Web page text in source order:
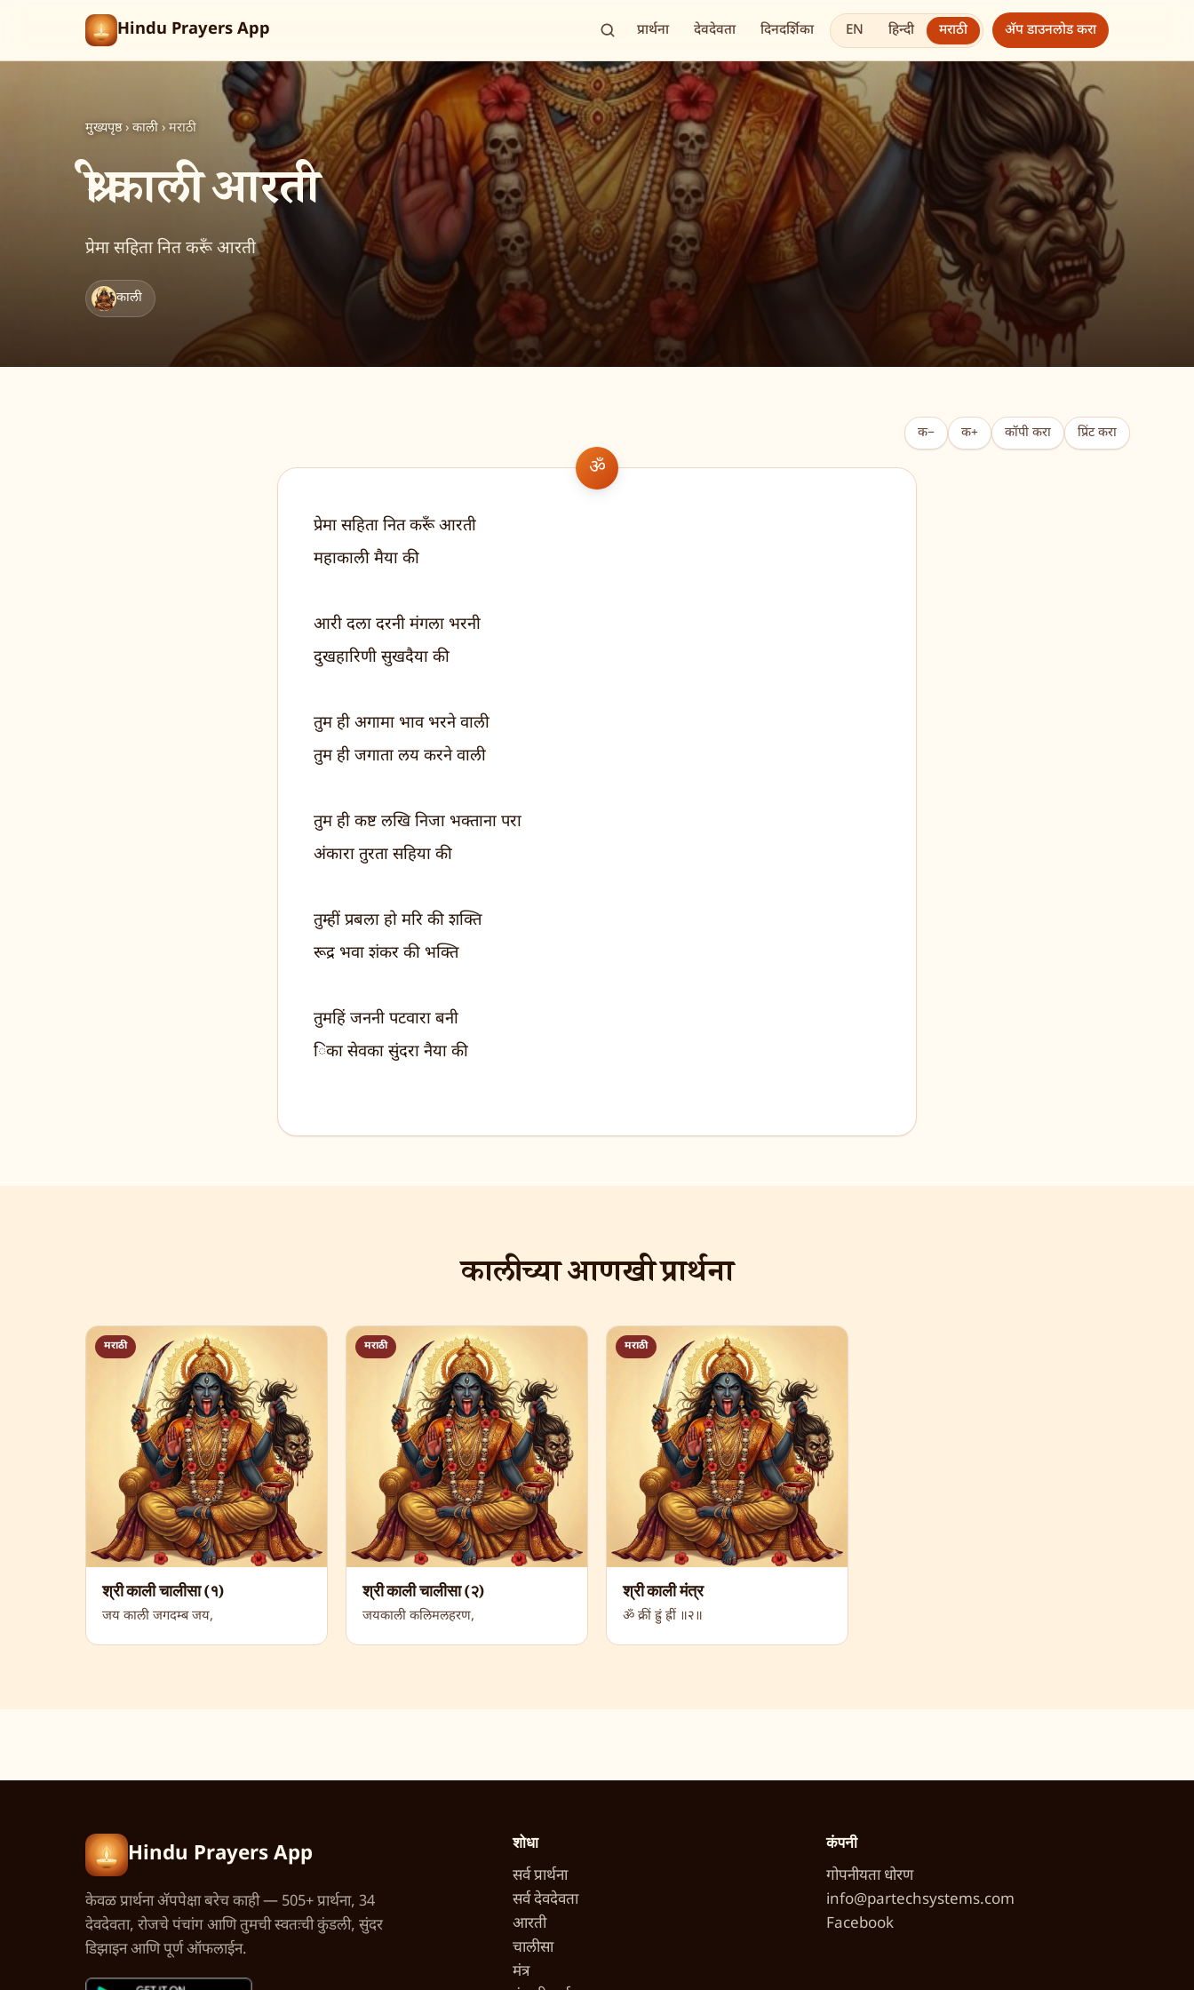
Hindu Prayers App प्रार्थना देवदेवता दिनदर्शिका EN हिन्दी मराठी अ‍ॅप डाउनलोड करा
मुख्यपृष्ठ › काली › मराठी
श्री काली आरती
प्रेमा सहिता नित करूँ आरती
काली
क− क+ कॉपी करा प्रिंट करा
प्रेमा सहिता नित करूँ आरती
महाकाली मैया की
आरी दला दरनी मंगला भरनी
दुखहारिणी सुखदैया की
तुम ही अगामा भाव भरने वाली
तुम ही जगाता लय करने वाली
तुम ही कष्ट लखि निजा भक्ताना परा
अंकारा तुरता सहिया की
तुम्हीं प्रबला हो मरि की शक्ति
रूद्र भवा शंकर की भक्ति
तुमहिं जननी पटवारा बनी
िका सेवका सुंदरा नैया की
काली च्या आणखी प्रार्थना
मराठी
श्री काली चालीसा (१)
जय काली जगदम्ब जय,
मराठी
श्री काली चालीसा (२)
जयकाली कलिमलहरण,
मराठी
श्री काली मंत्र
ॐ क्रीं ह्रुं ह्रीं ॥२॥
Hindu Prayers App
केवळ प्रार्थना अ‍ॅपपेक्षा बरेच काही — 505+ प्रार्थना, 34
देवदेवता, रोजचे पंचांग आणि तुमची स्वतःची कुंडली, सुंदर
डिझाइन आणि पूर्ण ऑफलाईन.
शोधा
सर्व प्रार्थना
सर्व देवदेवता
आरती
चालीसा
मंत्र
कंपनी
गोपनीयता धोरण
info@partechsystems.com
Facebook